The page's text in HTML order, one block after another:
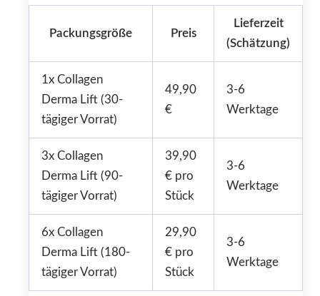
Packungsgröße Preis
Lieferzeit
(Schätzung)
1x Collagen
Derma Lift (30-
tägiger Vorrat)
49,90
€
3-6
Werktage
3x Collagen
Derma Lift (90-
tägiger Vorrat)
39,90
€ pro
Stück
3-6
Werktage
6x Collagen
Derma Lift (180-
tägiger Vorrat)
29,90
€ pro
Stück
3-6
Werktage